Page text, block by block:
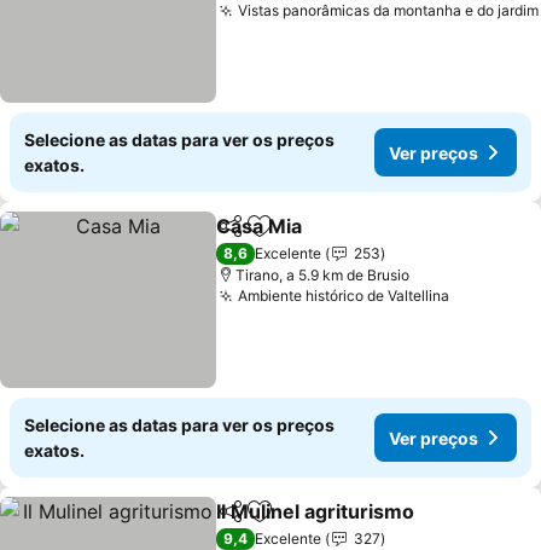
Vistas panorâmicas da montanha e do jardim
Selecione as datas para ver os preços
exatos.
Ver preços
PartilharAdicionar aos favoritos
Casa Mia
8,6 Excelente
253
Tirano, a 5.9 km de Brusio
Ambiente histórico de Valtellina
Selecione as datas para ver os preços
exatos.
Ver preços
PartilharAdicionar aos favoritos
Il Mulinel agriturismo
9,4 Excelente
327